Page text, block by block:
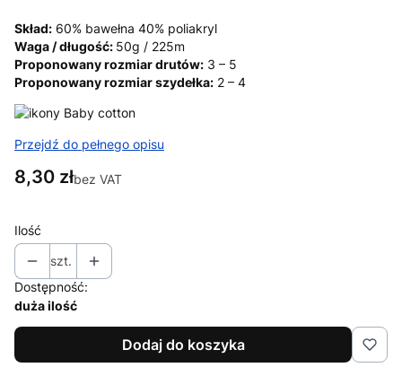
Skład: 60% bawełna 40% poliakryl
Waga / długość: 50g / 225m
Proponowany rozmiar drutów: 3 – 5
Proponowany rozmiar szydełka: 2 – 4
Przejdź do pełnego opisu
Cena
8,30 złbez VAT
Ilość
szt.
Dostępność:
duża ilość
Dodaj do koszyka